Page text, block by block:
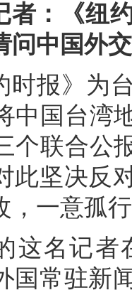
者：《纽
问中国外
时报》为
中国台湾
个联合公
此坚决反
，一意孤
这名记者
国常驻新